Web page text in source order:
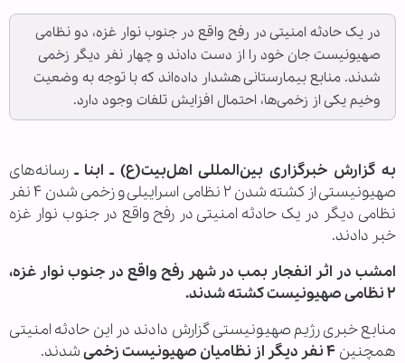
در یک حادثه امنیتی در رفح واقع در جنوب نوار غزه، دو نظامی
صهیونیست جان خود را از دست دادند و چهار نفر دیگر زخمی
شدند. منابع بیمارستانی هشدار داده‌اند که با توجه به وضعیت
وخیم یکی از زخمی‌ها، احتمال افزایش تلفات وجود دارد.
به گزارش خبرگزاری بین‌المللی اهل‌بیت(ع) ـ ابنا ـ رسانه‌های
صهیونیستی از کشته شدن ۲ نظامی اسراییلی و زخمی شدن ۴ نفر
نظامی دیگر در یک حادثه امنیتی در رفح واقع در جنوب نوار غزه
خبر دادند.
امشب در اثر انفجار بمب در شهر رفح واقع در جنوب نوار غزه،
۲ نظامی صهیونیست کشته شدند.
منابع خبری رژیم صهیونیستی گزارش دادند در این حادثه امنیتی
همچنین
شدند.